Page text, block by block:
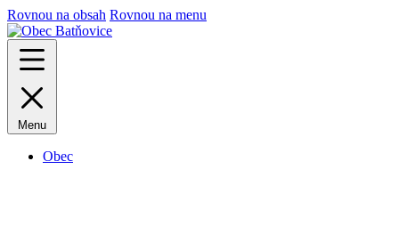
Rovnou na obsah Rovnou na menu
Menu
Obec